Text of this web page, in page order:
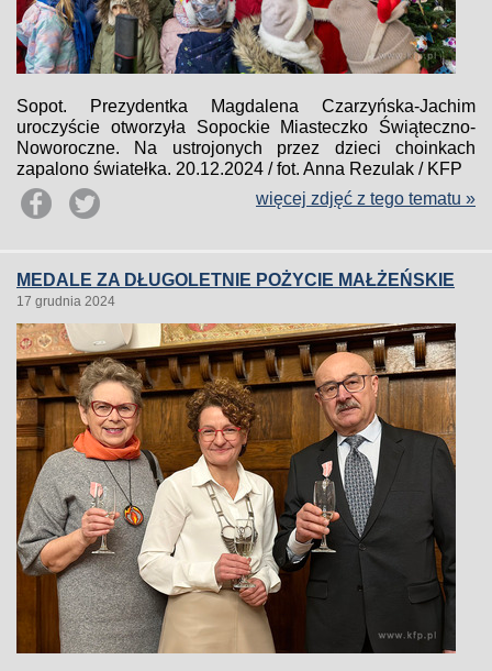
Sopot. Prezydentka Magdalena Czarzyńska-Jachim
uroczyście otworzyła Sopockie Miasteczko Świąteczno-
Noworoczne. Na ustrojonych przez dzieci choinkach
zapalono światełka. 20.12.2024 / fot. Anna Rezulak / KFP
więcej zdjęć z tego tematu »
MEDALE ZA DŁUGOLETNIE POŻYCIE MAŁŻEŃSKIE
17 grudnia 2024